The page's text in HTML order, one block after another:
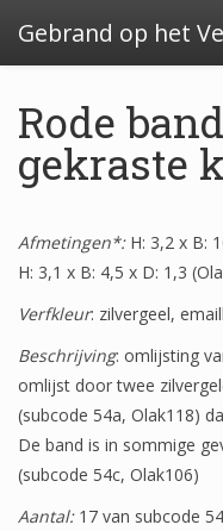
Gebrand op het
Algemeen: de
Quickscan:
Quickscan:
1750
Rode
gekraste
Afmetingen*:H: 3,2 x B:
H: 3,1 x B: 4,5 x D: 1,3
Verfkleur: zilvergeel,
Beschrijving: omlijsting
omlijst door twee
(subcode 54a, Olak118)
De band is in sommige
(subcode 54c, Olak106)
Aantal: 17 van subcode